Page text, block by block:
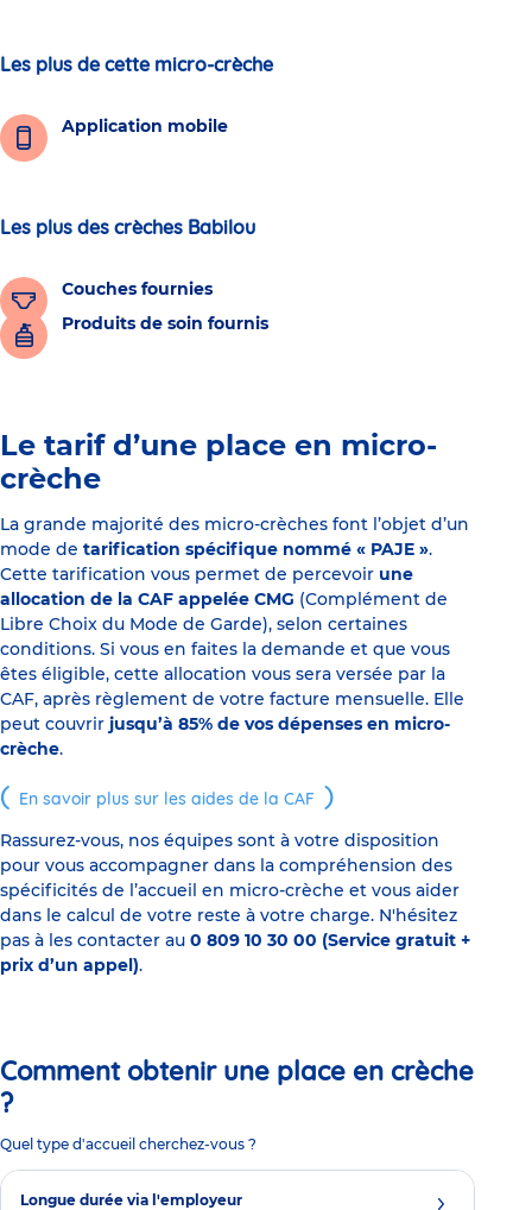
Les plus de cette micro-crèche
Application mobile
Les plus des crèches Babilou
Couches fournies
Produits de soin fournis
Le tarif d’une place en micro-
crèche
La grande majorité des micro-crèches font l’objet d’un
mode de tarification spécifique nommé « PAJE ».
Cette tarification vous permet de percevoir une
allocation de la CAF appelée CMG (Complément de
Libre Choix du Mode de Garde), selon certaines
conditions. Si vous en faites la demande et que vous
êtes éligible, cette allocation vous sera versée par la
CAF, après règlement de votre facture mensuelle. Elle
peut couvrir jusqu’à 85% de vos dépenses en micro-
crèche.
En savoir plus sur les aides de la CAF
Rassurez-vous, nos équipes sont à votre disposition
pour vous accompagner dans la compréhension des
spécificités de l’accueil en micro-crèche et vous aider
dans le calcul de votre reste à votre charge. N'hésitez
pas à les contacter au 0 809 10 30 00 (Service gratuit +
prix d’un appel).
Comment obtenir une place en crèche
?
Quel type d'accueil cherchez-vous ?
Longue durée via l'employeur